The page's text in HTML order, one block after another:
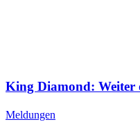
King Diamond: Weiter
Meldungen